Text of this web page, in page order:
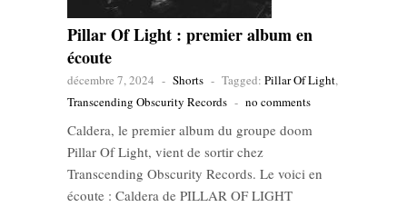
Pillar Of Light : premier album en
écoute
décembre 7, 2024 - Shorts - Tagged: Pillar Of Light,
Transcending Obscurity Records - no comments
Caldera, le premier album du groupe doom
Pillar Of Light, vient de sortir chez
Transcending Obscurity Records. Le voici en
écoute : Caldera de PILLAR OF LIGHT